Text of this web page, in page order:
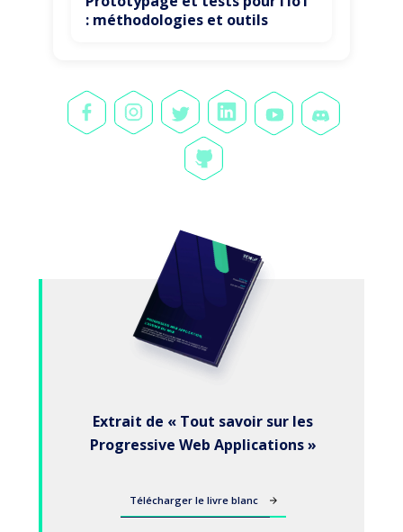
: méthodologies et outils
Extrait de « Tout savoir sur les
Progressive Web Applications »
Télécharger le livre blanc